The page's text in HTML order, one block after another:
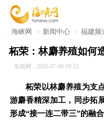
海峡网 > 新闻中心 > 福建频
柘荣：林麝养殖如何
东南网 2026-07-08 09:53
柘荣以林麝养殖为支
游麝香精深加工，同步拓
形成“接一连二带三”的融